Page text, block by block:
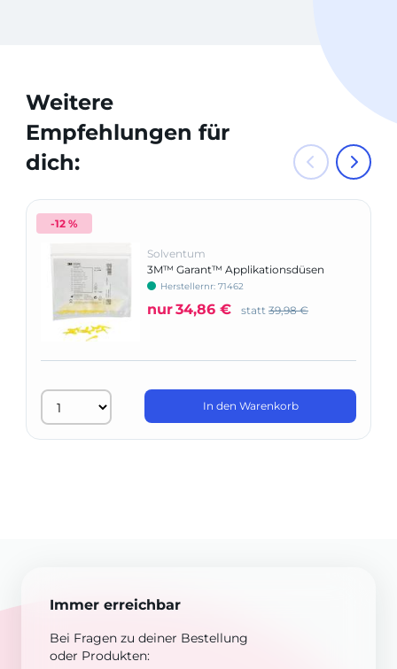
Weitere
Empfehlungen für
dich:
-12 %
Solventum
3M™ Garant™ Applikationsdüsen
Herstellernr: 71462
nur34,86 € statt 39,98 €
In den Warenkorb
Immer erreichbar
Bei Fragen zu deiner Bestellung
oder Produkten: